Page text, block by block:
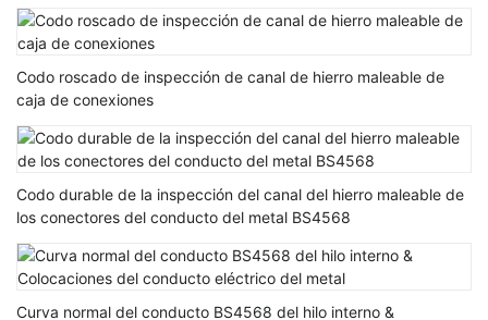
Codo roscado de inspección de canal de hierro maleable de
caja de conexiones
Codo durable de la inspección del canal del hierro maleable de
los conectores del conducto del metal BS4568
Curva normal del conducto BS4568 del hilo interno &